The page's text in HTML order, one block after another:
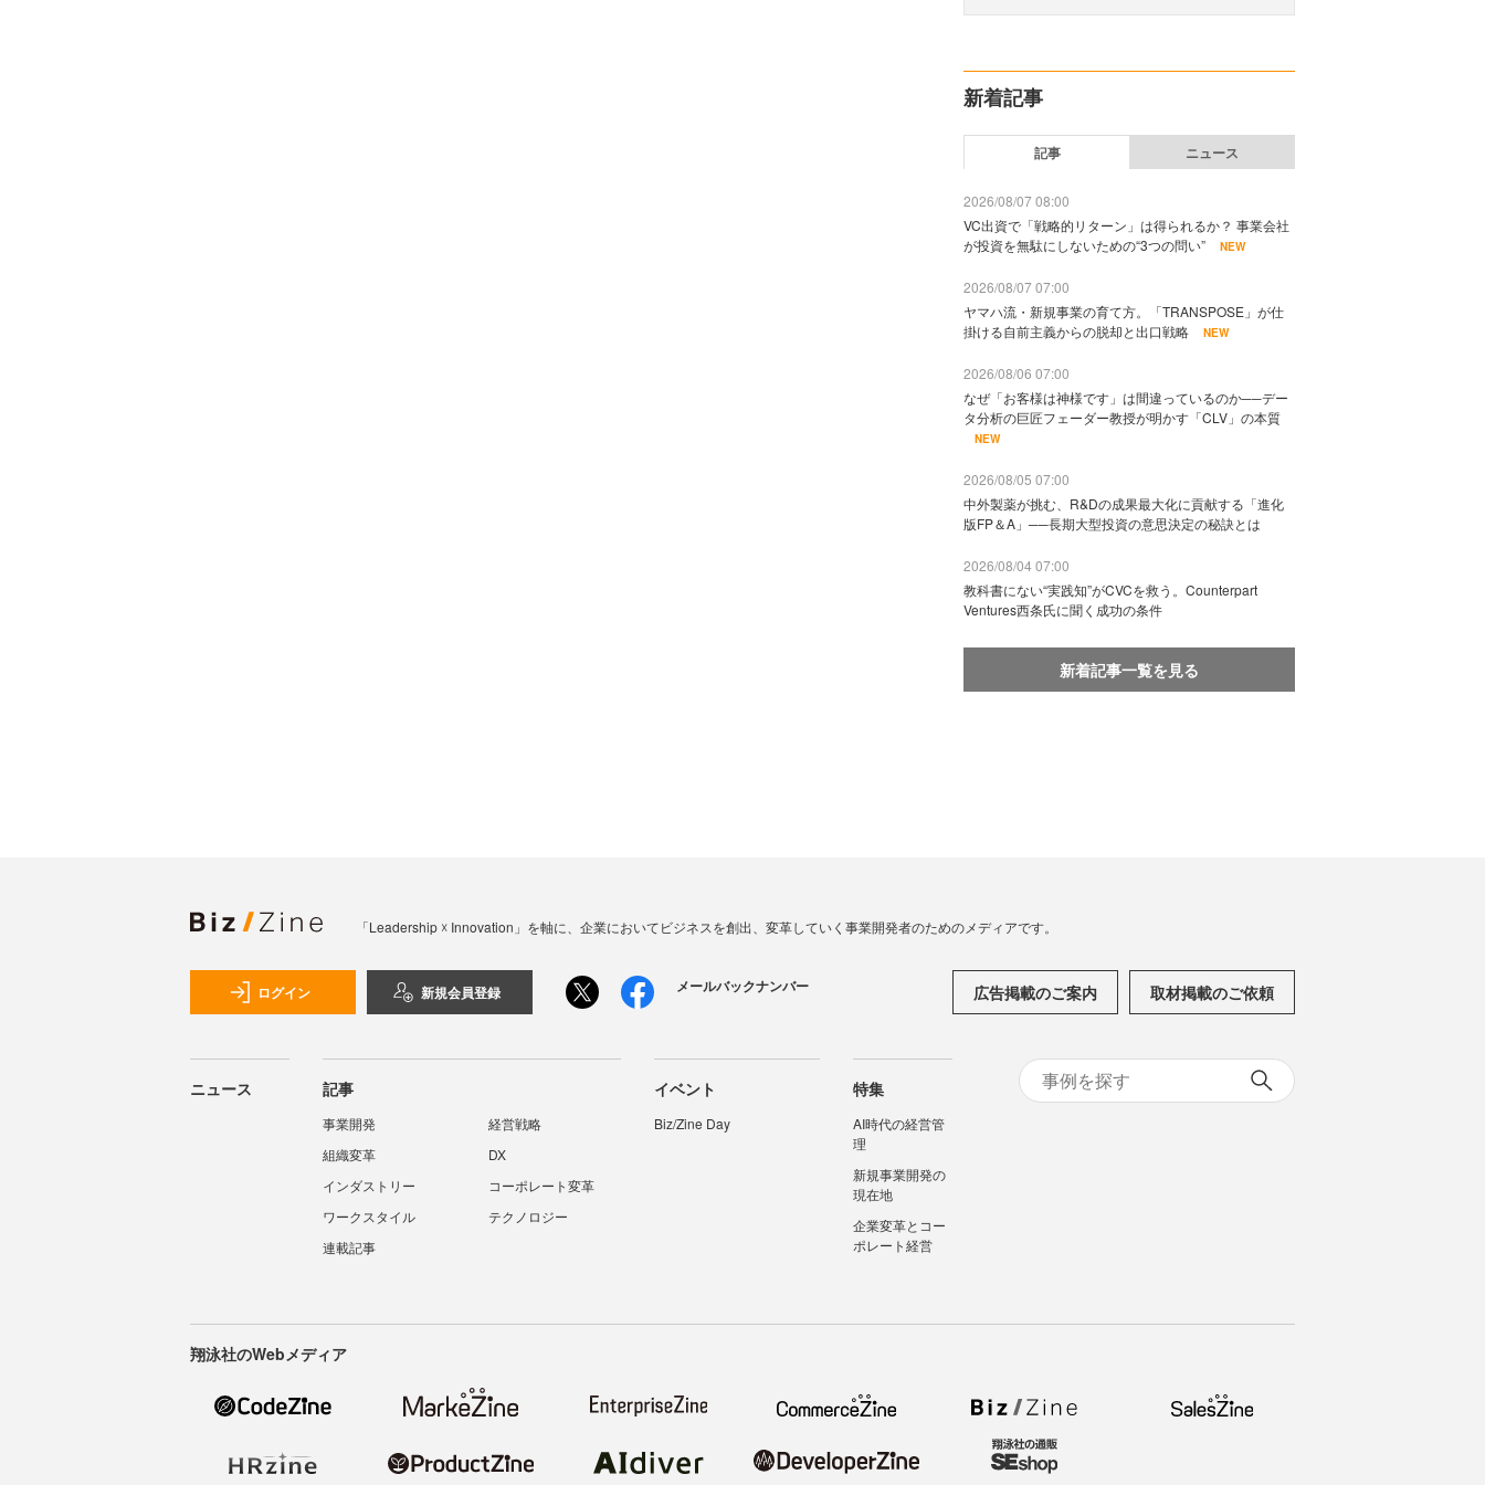
新着記事
記事 ニュース
2026/08/07 08:00
VC出資で「戦略的リターン」は得られるか？ 事業会社
が投資を無駄にしないための“3つの問い”
NEW
2026/08/07 07:00
ヤマハ流・新規事業の育て方。「TRANSPOSE」が仕
掛ける自前主義からの脱却と出口戦略
NEW
2026/08/06 07:00
なぜ「お客様は神様です」は間違っているのか──デー
タ分析の巨匠フェーダー教授が明かす「CLV」の本質
NEW
2026/08/05 07:00
中外製薬が挑む、R&Dの成果最大化に貢献する「進化
版FP＆A」──長期大型投資の意思決定の秘訣とは
2026/08/04 07:00
教科書にない“実践知”がCVCを救う。Counterpart
Ventures西条氏に聞く成功の条件
新着記事一覧を見る
「Leadership ☓ Innovation」を軸に、企業においてビジネスを創出、変革していく事業開発者のためのメディアです。
ログイン 新規会員登録 メールバックナンバー 広告掲載のご案内 取材掲載のご依頼
ニュース 記事
事業開発
経営戦略
組織変革
DX
インダストリー
コーポレート変革
ワークスタイル
テクノロジー
連載記事
イベント
Biz/Zine Day
特集
AI時代の経営管
理
新規事業開発の
現在地
企業変革とコー
ポレート経営
翔泳社のWebメディア